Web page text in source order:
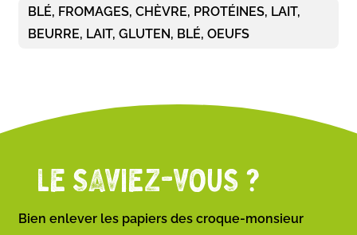
BLÉ, FROMAGES, CHÈVRE, PROTÉINES, LAIT,
BEURRE, LAIT, GLUTEN, BLÉ, OEUFS
LE SAVIEZ-VOUS ?
Bien enlever les papiers des croque-monsieur